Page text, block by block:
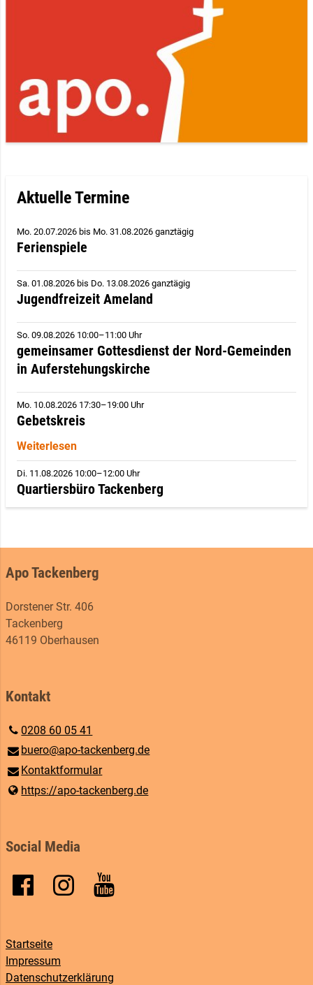
Aktuelle Termine
Mo. 20.07.2026 bis Mo. 31.08.2026 ganztägig
Ferienspiele
Sa. 01.08.2026 bis Do. 13.08.2026 ganztägig
Jugendfreizeit Ameland
So. 09.08.2026 10:00–11:00 Uhr
gemeinsamer Gottesdienst der Nord-Gemeinden
in Auferstehungskirche
Mo. 10.08.2026 17:30–19:00 Uhr
Gebetskreis
Weiterlesen
Di. 11.08.2026 10:00–12:00 Uhr
Quartiersbüro Tackenberg
Apo Tackenberg
Dorstener Str. 406
Tackenberg
46119 Oberhausen
Kontakt
0208 60 05 41
buero@​apo-tackenberg.​de
Kontaktformular
https://apo-tackenberg.​de
Social Media
Startseite
Impressum
Datenschutzerklärung